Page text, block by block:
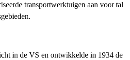
transportwerktuigen aan voor tal
in de VS en ontwikkelde in 1934 de